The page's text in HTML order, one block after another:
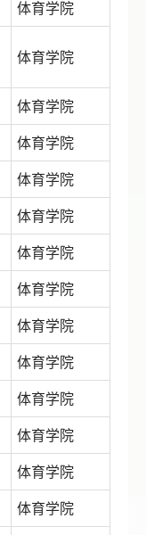
体育学院
体育学院
体育学院
体育学院
体育学院
体育学院
体育学院
体育学院
体育学院
体育学院
体育学院
体育学院
体育学院
体育学院